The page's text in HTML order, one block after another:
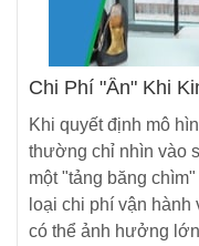
Chi Phí "Ẩn" Khi
Khi quyết định mô
thường chỉ nhìn vào
một "tảng băng
loại chi phí vận
có thể ảnh hưởng